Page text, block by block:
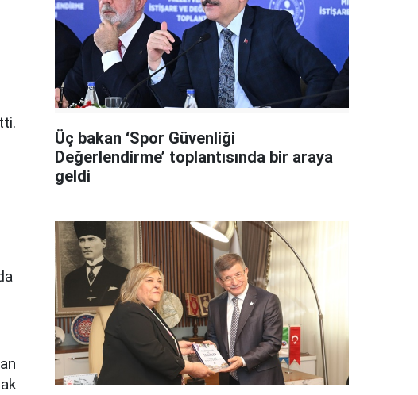
Üç bakan ‘Spor Güvenliği
Değerlendirme’ toplantısında bir araya
geldi